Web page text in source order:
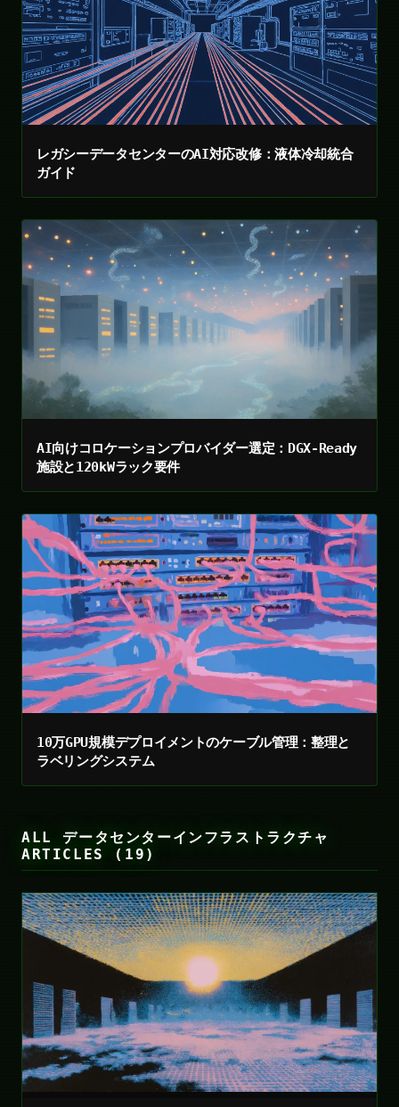
レガシーデータセンターのAI対応改修：液体冷却統合
ガイド
AI向けコロケーションプロバイダー選定：DGX-Ready
施設と120kWラック要件
10万GPU規模デプロイメントのケーブル管理：整理と
ラベリングシステム
ALL データセンターインフラストラクチャ
ARTICLES (19)